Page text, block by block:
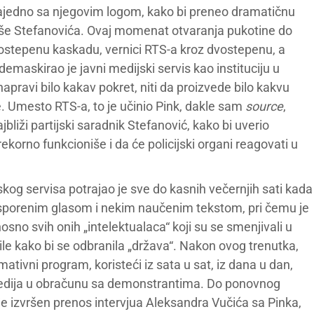
sa njegovim logom, kako bi preneo dramatičnu
Stefanovića. Ovaj momenat otvaranja pukotine do
kaskadu, vernici RTS-a kroz dvostepenu, a
je javni medijski servis kao instituciju u
bilo kakav pokret, niti da proizvede bilo kakvu
RTS-a, to je učinio Pink, dakle sam source,
partijski saradnik Stefanović, kako bi uverio
funkcioniše i da će policijski organi reagovati u
servisa potrajao je sve do kasnih večernjih sati kada
glasom i nekim naučenim tekstom, pri čemu je
svih onih „intelektualaca“ koji su se smenjivali u
kako bi se odbranila „država“. Nakon ovog trenutka,
program, koristeći iz sata u sat, iz dana u dan,
u obračunu sa demonstrantima. Do ponovnog
izvršen prenos intervjua Aleksandra Vučića sa Pinka,